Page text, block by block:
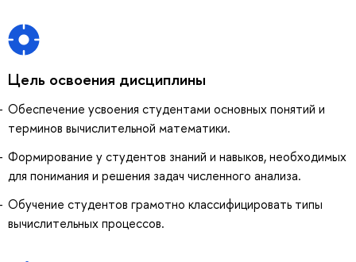
Цель освоения дисциплины
Обеспечение усвоения студентами основных понятий и
терминов вычислительной математики.
Формирование у студентов знаний и навыков, необходимых
для понимания и решения задач численного анализа.
Обучение студентов грамотно классифицировать типы
вычислительных процессов.